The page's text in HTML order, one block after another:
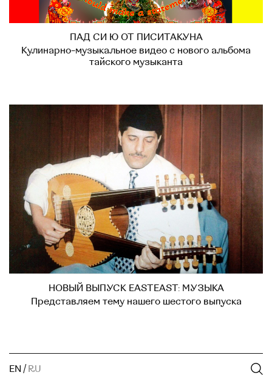
ПАД СИ Ю ОТ ПИСИТАКУНА
Кулинарно-музыкальное видео с нового альбома
тайского музыканта
НОВЫЙ ВЫПУСК EASTEAST: МУЗЫКА
Представляем тему нашего шестого выпуска
EN / RU